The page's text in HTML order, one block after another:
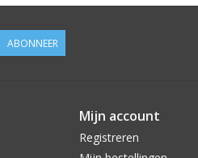
ABONNEER
Mijn account
Registreren